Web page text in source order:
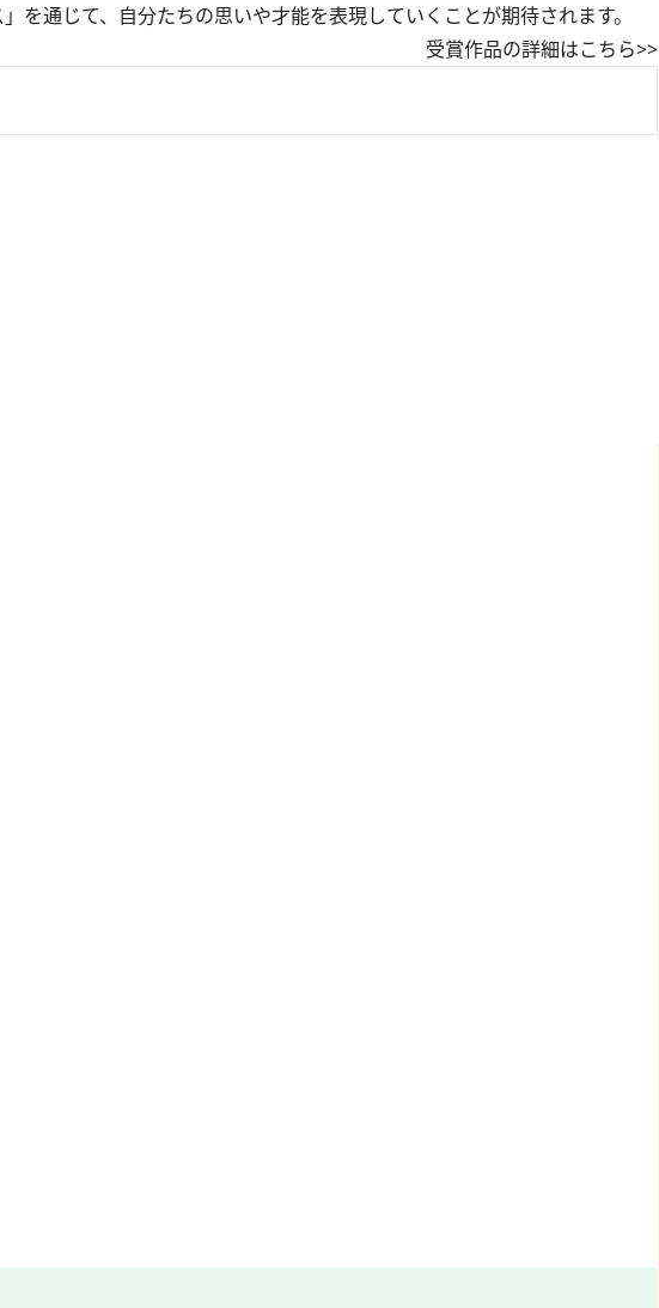
通じて、自分たちの思いや才能を表現していくことが期待されます。
受賞作品の詳細はこちら>>